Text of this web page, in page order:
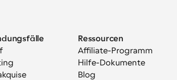
Ressourcen
Affiliate-Programm
Hilfe-Dokumente
Blog